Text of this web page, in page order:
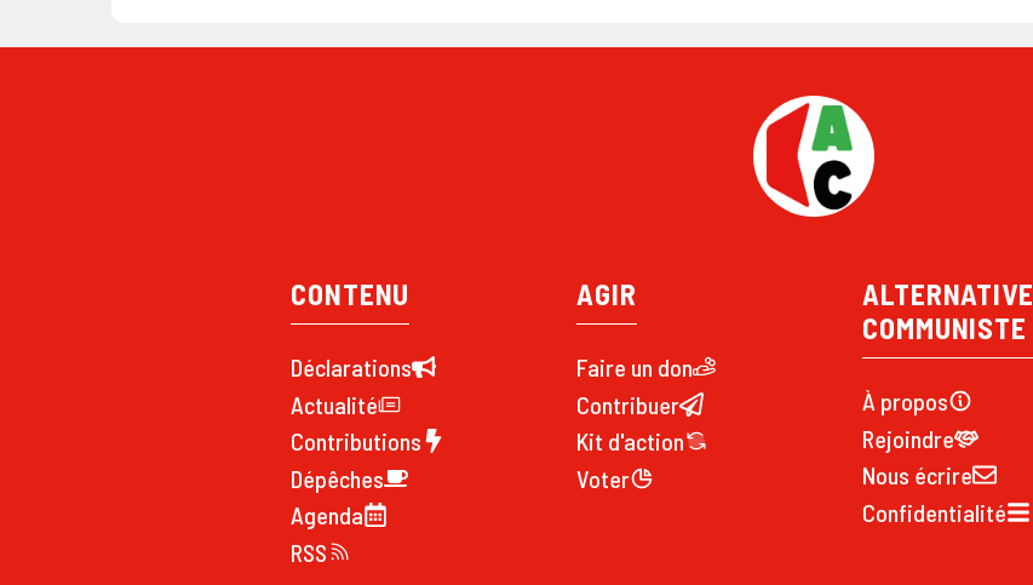
CONTENU
Déclarations
Actualité
Contributions
Dépêches
Agenda
RSS
AGIR
Faire un don
Contribuer
Kit d'action
Voter
ALTERNATIVE
COMMUNISTE
À propos
Rejoindre
Nous écrire
Confidentialité